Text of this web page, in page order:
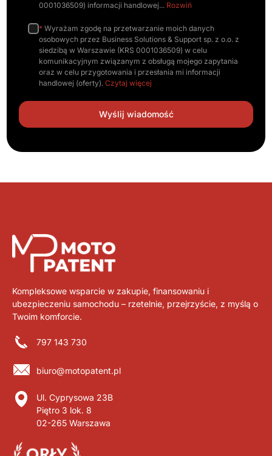
0001036509) informacji handlowej
Rozwiń
* Wyrażam zgodę na przetwarzanie moich danych
osobowych przez Business Solutions & Support sp. z o.o. z
siedzibą w Warszawie (KRS 0001036509) w celu
komunikacyjnym związanym z obsługą mojego zapytania
oraz w celu przygotowania i przesłania mi informacji
handlowej (oferty).Czytaj więcej
Kompleksowe wsparcie w zakupie, finansowaniu i
ubezpieczeniu samochodu – rzetelnie, przejrzyście, z myślą o
Twoim komforcie.
797 143 730
biuro@motopatent.pl
Ul. Cyprysowa 23B
Piętro 3 lok. 8
02-265 Warszawa